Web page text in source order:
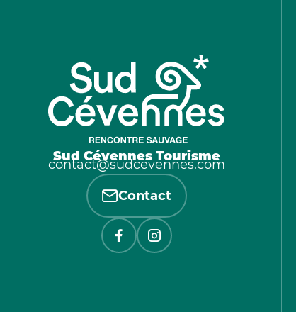
Sud Cévennes Tourisme
contact@sudcevennes.com
Contact